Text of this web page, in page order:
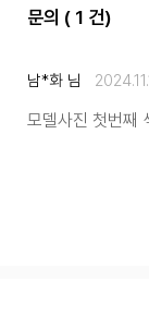
문의 ( 1 건)
남*화 님